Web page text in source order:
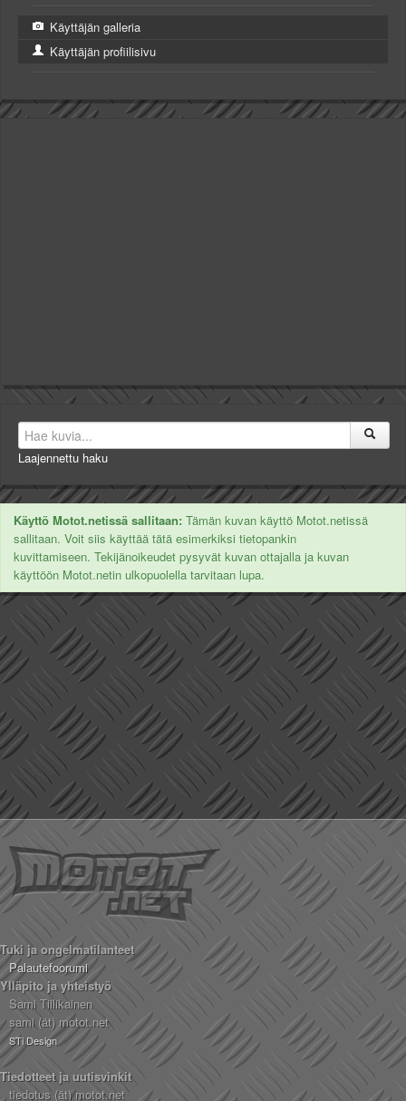
Käyttäjän galleria
Käyttäjän profiilisivu
Laajennettu haku
Käyttö Motot.netissä sallitaan: Tämän kuvan käyttö Motot.netissä
sallitaan. Voit siis käyttää tätä esimerkiksi tietopankin
kuvittamiseen. Tekijänoikeudet pysyvät kuvan ottajalla ja kuvan
käyttöön Motot.netin ulkopuolella tarvitaan lupa.
Tuki ja ongelmatilanteet
Palautefoorumi
Ylläpito ja yhteistyö
Sami Tiilikainen
sami (ät) motot.net
STi Design
Tiedotteet ja uutisvinkit
tiedotus (ät) motot.net